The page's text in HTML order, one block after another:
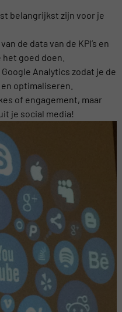
belangrijkst zijn voor je
de data van de KPI’s en
goed doen.
Analytics zodat je de
optimaliseren.
of engagement, maar
je social media!